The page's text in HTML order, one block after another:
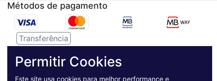
Métodos de pagamento
Transferência
Permitir Cookies
Este site usa cookies para melhor performance e